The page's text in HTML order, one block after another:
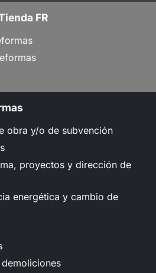
FR
obra y/o de subvención
proyectos y dirección de
energética y cambio de